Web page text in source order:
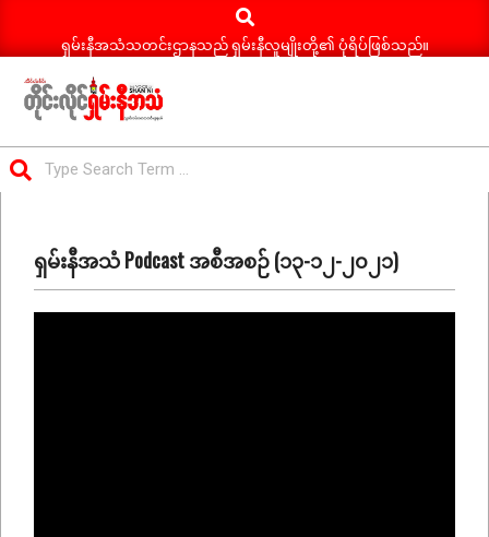
Search
ရှမ်းနီအသံသတင်းဌာနသည် ရှမ်းနီလူမျိုးတို့၏ ပုံရိပ်ဖြစ်သည်။
ရှမ်း
နီ
သတင်း
Menuရှမ်းနီအသံ Podcast အစီအစဉ် (၁၃-၁၂-၂၀၂၁)